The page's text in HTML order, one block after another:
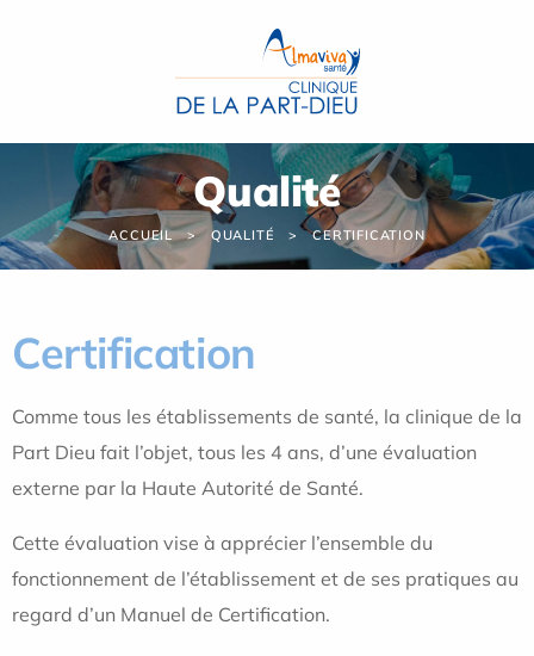
Qualité
ACCUEIL QUALITÉ CERTIFICATION
Certification
Comme tous les établissements de santé, la clinique de la
Part Dieu fait l’objet, tous les 4 ans, d’une évaluation
externe par la Haute Autorité de Santé.
Cette évaluation vise à apprécier l’ensemble du
fonctionnement de l’établissement et de ses pratiques au
regard d’un Manuel de Certification.